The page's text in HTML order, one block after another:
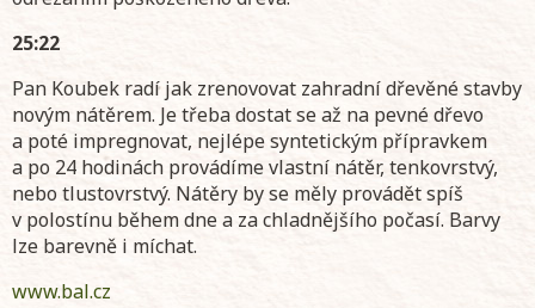
25:22
Pan Koubek radí jak zrenovovat zahradní dřevěné stavby
novým nátěrem. Je třeba dostat se až na pevné dřevo
a poté impregnovat, nejlépe syntetickým přípravkem
a po 24 hodinách provádíme vlastní nátěr, tenkovrstvý,
nebo tlustovrstvý. Nátěry by se měly provádět spíš
v polostínu během dne a za chladnějšího počasí. Barvy
lze barevně i míchat.
www.bal.cz